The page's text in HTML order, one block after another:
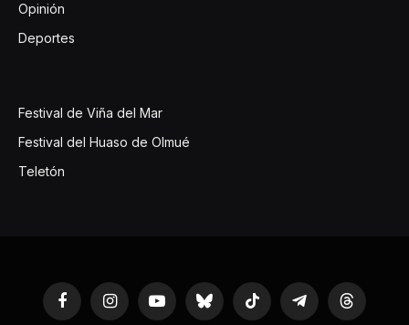
Opinión
Deportes
Festival de Viña del Mar
Festival del Huaso de Olmué
Teletón
FacebookInstagramYouTubeBluesky TikTok TelegramThreads